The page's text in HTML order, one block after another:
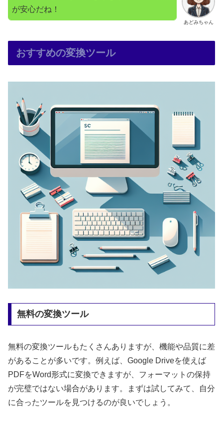
あどみちゃん
が安心だね！
おすすめの変換ツール
無料の変換ツール
無料の変換ツールもたくさんありますが、機能や品質に差
があることが多いです。例えば、Google Driveを使えば
PDFをWord形式に変換できますが、フォーマットの保持
が完璧ではない場合があります。まずは試してみて、自分
に合ったツールを見つけるのが良いでしょう。